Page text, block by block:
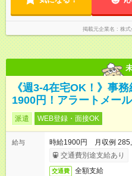
掲載元企業名 株式
《週3-4在宅OK！》事
1900円！アラートメー
派遣 WEB登録・面接OK
給与
時給1900円 月収例
交通費別途支給あり
交通費 全額支給